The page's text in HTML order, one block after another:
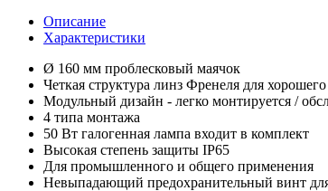
Описание
Характеристики
Ø 160 мм проблесковый маячок
Четкая структура линз Френеля для
Модульный дизайн - легко монтируется /
4 типа монтажа
50 Вт галогенная лампа входит в комплект
Высокая степень защиты IP65
Для промышленного и общего применения
Невыпадающий предохранительный винт